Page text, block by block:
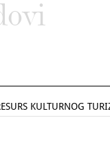
KULTURNOG